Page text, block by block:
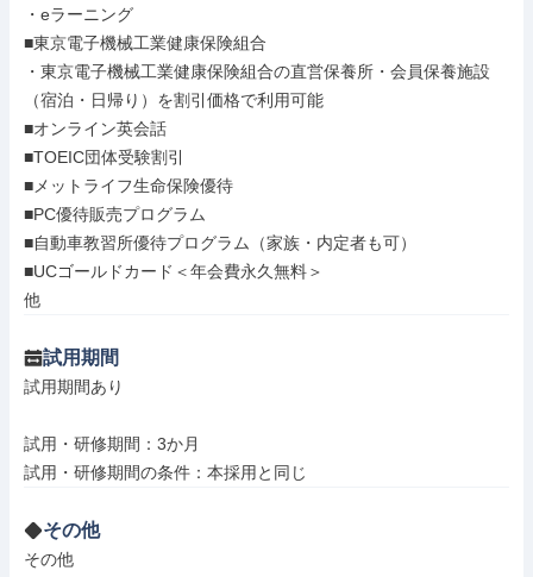
・eラーニング
■東京電子機械工業健康保険組合
・東京電子機械工業健康保険組合の直営保養所・会員保養施設
（宿泊・日帰り）を割引価格で利用可能
■オンライン英会話
■TOEIC団体受験割引
■メットライフ生命保険優待
■PC優待販売プログラム
■自動車教習所優待プログラム（家族・内定者も可）
■UCゴールドカード＜年会費永久無料＞
他
試用期間
試用期間あり
試用・研修期間：3か月
その他
その他